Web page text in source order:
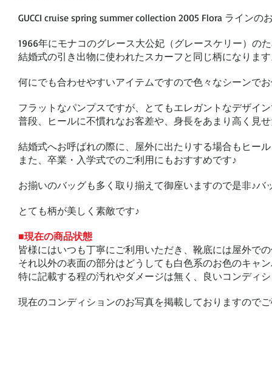
GUCCI cruise spring summer collection 2005 Flora ライン
1966年にモナコのグレース大公妃（グレースケリー）の
結婚式の引き出物に使われたスカーフと同じ柄になりま
何にでも合わせやすいアイテムですので色々なシーンで
フラットなパンプスですが、とてもエレガントなデザイ
普段、ヒールに不慣れなお客差や、身長をあまり高く見
結婚式へお呼ばれの際に、屋外に出たりする場合もヒー
また、卒業・入学式でのご利用にもおすすめです♪
お揃いのバッグも多く取り揃えて御座いますので是非♪
とても柄が美しく素敵です♪
■現在の商品状態
皆様にはいつも丁寧にご利用いただき、靴底には屋外で
それ以外の表面の部分はどうしても白色系のお色のキャ
特に記載する程の汚れやダメージは無く、良いコンディ
現在のコンディションのお写真を掲載しておりますので